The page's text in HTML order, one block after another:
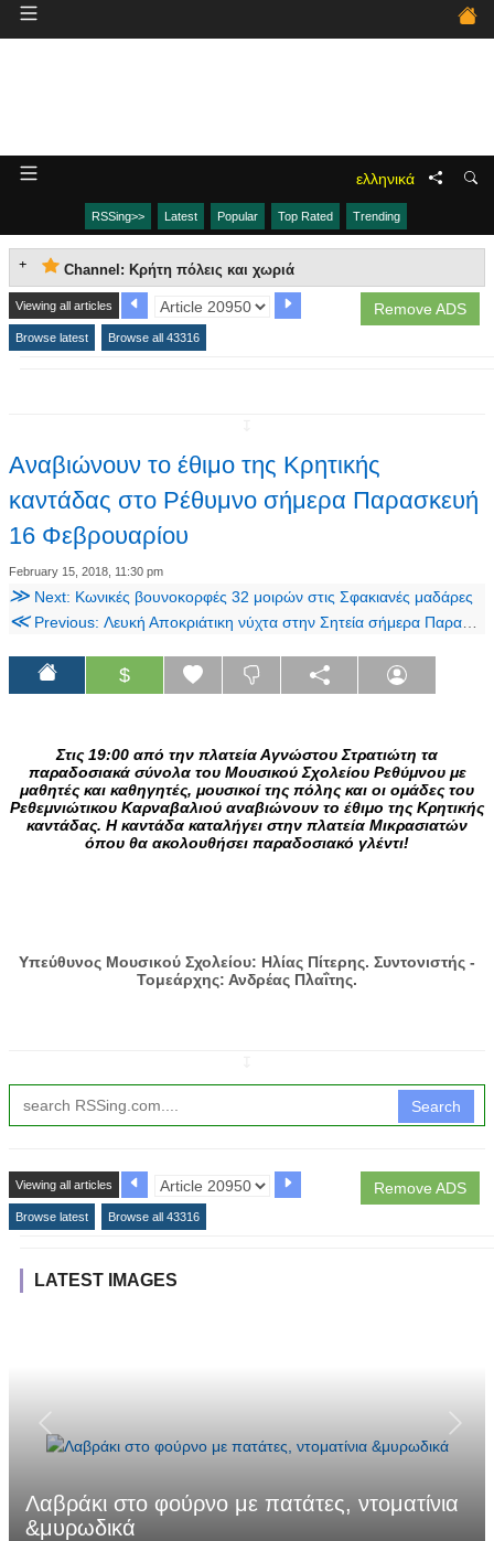
ελληνικά
RSSing>> Latest Popular Top Rated Trending
Channel: Κρήτη πόλεις και χωριά
Remove ADS
Viewing all articles
Browse latest Browse all 43316
Αναβιώνουν το έθιμο της Κρητικής
καντάδας στο Ρέθυμνο σήμερα Παρασκευή
16 Φεβρουαρίου
February 15, 2018, 11:30 pm
≫ Next: Κωνικές βουνοκορφές 32 μοιρών στις Σφακιανές μαδάρες
≪Previous: Λευκή Αποκριάτικη νύχτα στην Σητεία σήμερα Παρασκευή 16 Φεβρουαρίου
$
Στις 19:00 από την πλατεία Αγνώστου Στρατιώτη τα
παραδοσιακά σύνολα του Μουσικού Σχολείου Ρεθύμνου με
μαθητές και καθηγητές, μουσικοί της πόλης και οι ομάδες του
Ρεθεμνιώτικου Καρναβαλιού αναβιώνουν το έθιμο της Κρητικής
καντάδας. Η καντάδα καταλήγει στην πλατεία Μικρασιατών
όπου θα ακολουθήσει παραδοσιακό γλέντι!
Υπεύθυνος Μουσικού Σχολείου: Ηλίας Πίτερης. Συντονιστής -
Τομεάρχης: Ανδρέας Πλαΐτης.
Search
Remove ADS
Viewing all articles
Browse latest Browse all 43316
LATEST IMAGES
Λαβράκι στο φούρνο με πατάτες, ντοματίνια
&μυρωδικά